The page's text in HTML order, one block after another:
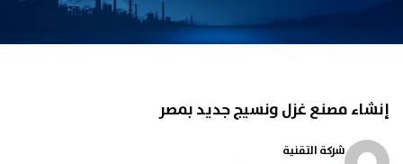
إنشاء مصنع غزل ونسيج جديد بمصر
شركة التقنية